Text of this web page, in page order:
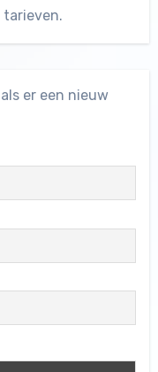
er een nieuw